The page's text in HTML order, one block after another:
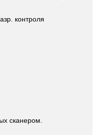
контроля
сканером.